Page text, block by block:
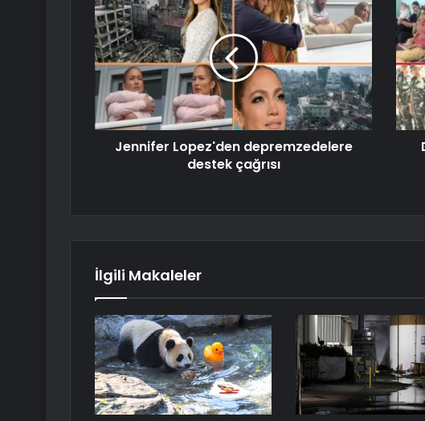
Jennifer Lopez'den depremzedelere
destek çağrısı
İlgili Makaleler